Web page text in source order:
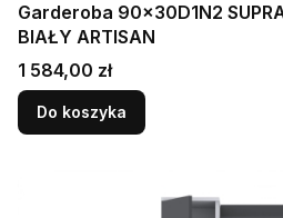
Garderoba 90x30D1N2
BIAŁY ARTISAN
Cena
1 584,00 zł
Do koszyka